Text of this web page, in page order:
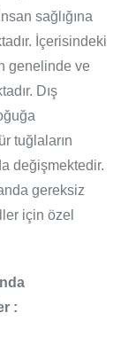
sağlığına
İçerisindeki
genelinde ve
Dış
tuğlaların
değişmektedir.
gereksiz
için özel
: